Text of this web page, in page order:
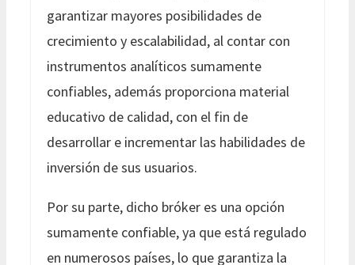
garantizar mayores posibilidades de
crecimiento y escalabilidad, al contar con
instrumentos analíticos sumamente
confiables, además proporciona material
educativo de calidad, con el fin de
desarrollar e incrementar las habilidades de
inversión de sus usuarios.
Por su parte, dicho bróker es una opción
sumamente confiable, ya que está regulado
en numerosos países, lo que garantiza la